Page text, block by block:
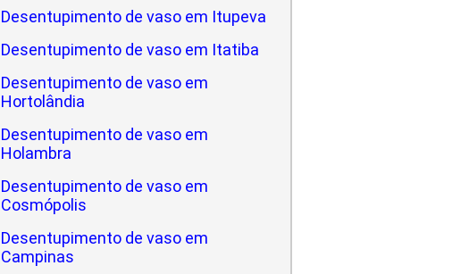
Desentupimento de vaso em Itupeva
Desentupimento de vaso em Itatiba
Desentupimento de vaso em
Hortolândia
Desentupimento de vaso em
Holambra
Desentupimento de vaso em
Cosmópolis
Desentupimento de vaso em
Campinas